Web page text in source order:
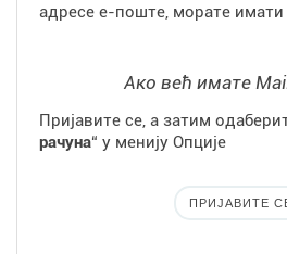
адресе е-поште, морате имати
Ако већ имате
Пријавите се, а затим
рачуна“ у менију Опције
ПРИЈАВИТЕ